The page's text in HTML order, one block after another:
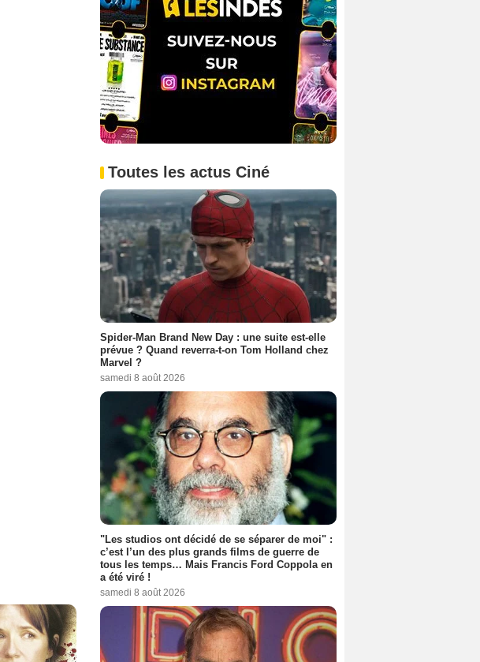
Toutes les actus Ciné
Spider-Man Brand New Day : une suite est-elle
prévue ? Quand reverra-t-on Tom Holland chez
Marvel ?
samedi 8 août 2026
"Les studios ont décidé de se séparer de moi" :
c’est l’un des plus grands films de guerre de
tous les temps… Mais Francis Ford Coppola en
a été viré !
samedi 8 août 2026